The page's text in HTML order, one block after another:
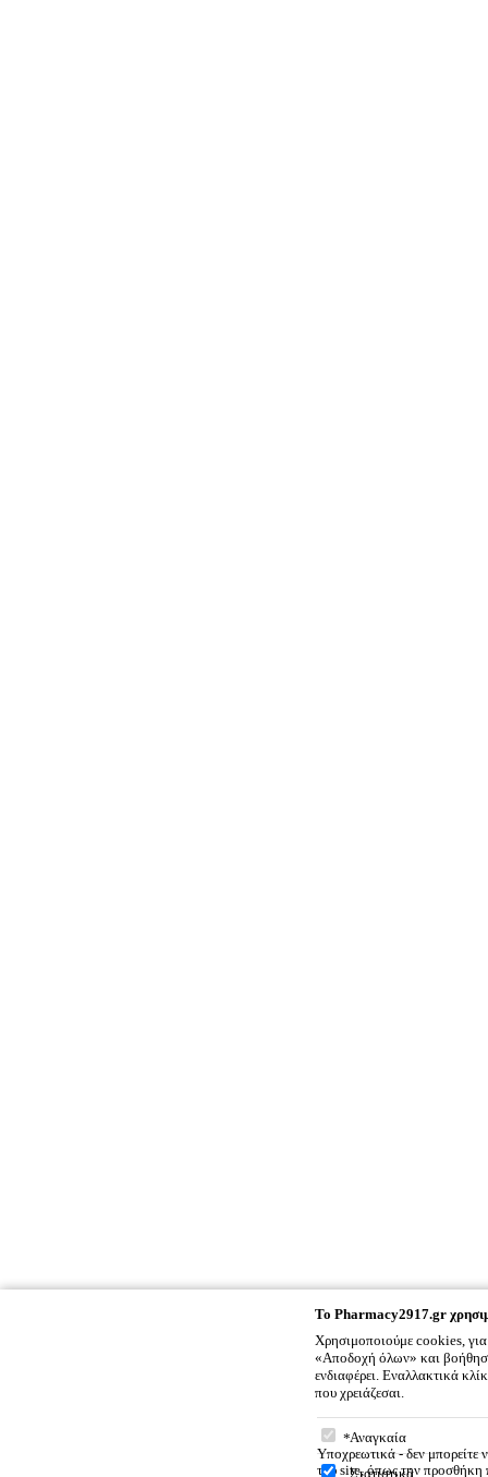
To Pharmacy2917.gr
Χρησιμοποιούμε cookies,
«Αποδοχή όλων» και
ενδιαφέρει. Εναλλακτικά
που χρειάζεσαι.
To
Αναγκαία
Υποχρεωτικά - δεν μπορείτε
του site, όπως την προσθήκη
Στατιστικά